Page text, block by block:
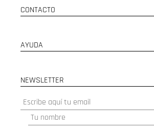
CONTACTO
AYUDA
NEWSLETTER